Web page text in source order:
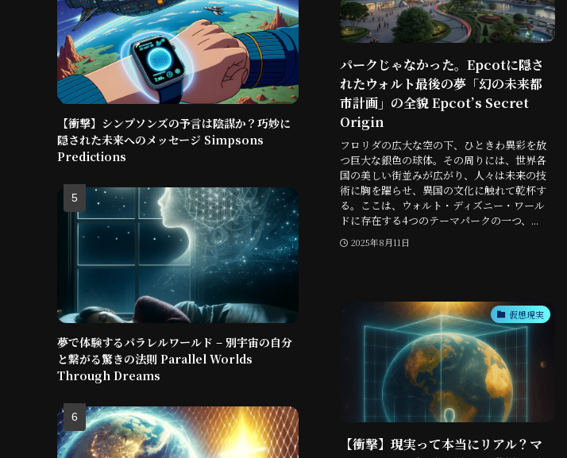
パークじゃなかった。Epcotに隠さ
れたウォルト最後の夢「幻の未来都
市計画」の全貌 Epcot’s Secret
Origin
フロリダの広大な空の下、ひときわ異彩を放
つ巨大な銀色の球体。その周りには、世界各
国の美しい街並みが広がり、人々は未来の技
術に胸を躍らせ、異国の文化に触れて乾杯す
る。ここは、ウォルト・ディズニー・ワール
ドに存在する4つのテーマパークの一つ、...
2025年8月11日
仮想現実
【衝撃】現実って本当にリアル？マ
【衝撃】シンプソンズの予言は陰謀か？巧妙に
隠された未来へのメッセージ Simpsons
Predictions
夢で体験するパラレルワールド – 別宇宙の自分
と繋がる驚きの法則 Parallel Worlds
Through Dreams